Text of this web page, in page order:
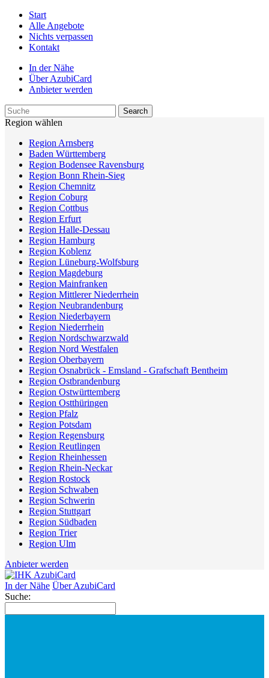
Start
Alle Angebote
Nichts verpassen
Kontakt
In der Nähe
Über AzubiCard
Anbieter werden
Region wählen
Region Arnsberg
Baden Württemberg
Region Bodensee Ravensburg
Region Bonn Rhein-Sieg
Region Chemnitz
Region Coburg
Region Cottbus
Region Erfurt
Region Halle-Dessau
Region Hamburg
Region Koblenz
Region Lüneburg-Wolfsburg
Region Magdeburg
Region Mainfranken
Region Mittlerer Niederrhein
Region Neubrandenburg
Region Niederbayern
Region Niederrhein
Region Nordschwarzwald
Region Nord Westfalen
Region Oberbayern
Region Osnabrück - Emsland - Grafschaft Bentheim
Region Ostbrandenburg
Region Ostwürttemberg
Region Ostthüringen
Region Pfalz
Region Potsdam
Region Regensburg
Region Reutlingen
Region Rheinhessen
Region Rhein-Neckar
Region Rostock
Region Schwaben
Region Schwerin
Region Stuttgart
Region Südbaden
Region Trier
Region Ulm
Anbieter werden
In der Nähe Über AzubiCard
Suche: